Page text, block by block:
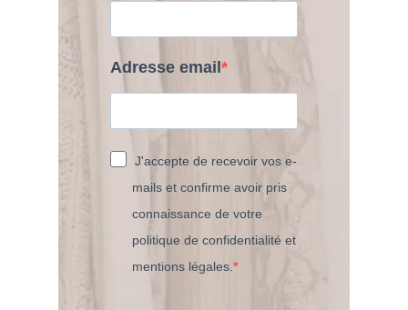
Adresse email
J'accepte de recevoir vos e-
mails et confirme avoir pris
connaissance de votre
politique de confidentialité et
mentions légales.